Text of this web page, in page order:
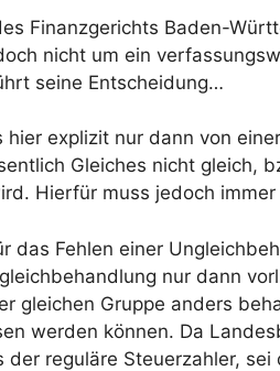
Finanzgerichts Baden-
nicht um ein
seine Entscheidung…
explizit nur dann von
Gleiches nicht gleich,
Hierfür muss jedoch
das Fehlen einer
nur dann
gleichen Gruppe anders
werden können. Da
der reguläre Steuerzahler,